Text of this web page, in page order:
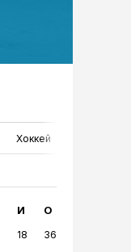
Хоккей
И О
18
36